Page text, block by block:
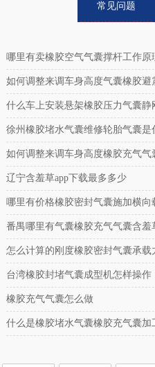
常见问题
哪里有卖橡胶空气气囊撑杆工作原
如何调整来调车身高度气囊橡胶避
什么车上安装悬架橡胶压力气囊静
徐州橡胶堵水气囊维修轮胎气囊是
如何调整来调车身高度橡胶充气气
辽宁含羞草app下载最多多少
哪里有价格橡胶密封气囊施加横向
番禺哪里有气囊橡胶充气气囊含羞
市场
怎么计算的刚度橡胶密封气囊承载
台湾橡胶封堵气囊成型机怎样操作
橡胶充气气囊怎么做
什么是橡胶堵水气囊橡胶充气囊加